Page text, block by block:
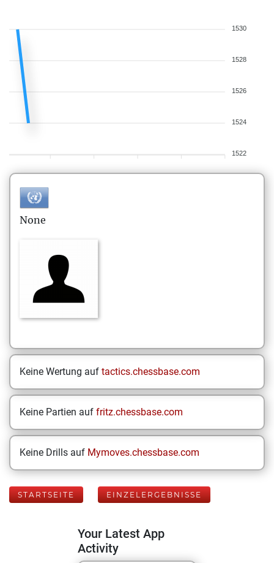
1530
1528
1526
1524
1522
None
Keine Wertung auf tactics.chessbase.com
Keine Partien auf fritz.chessbase.com
Keine Drills auf Mymoves.chessbase.com
STARTSEITE EINZELERGEBNISSE
Your Latest App
Activity